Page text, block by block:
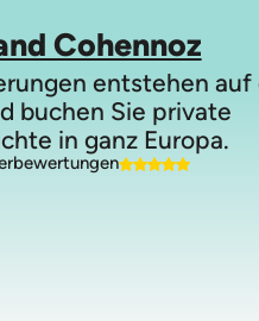
Cohennoz
entstehen auf
buchen Sie private
in ganz Europa.